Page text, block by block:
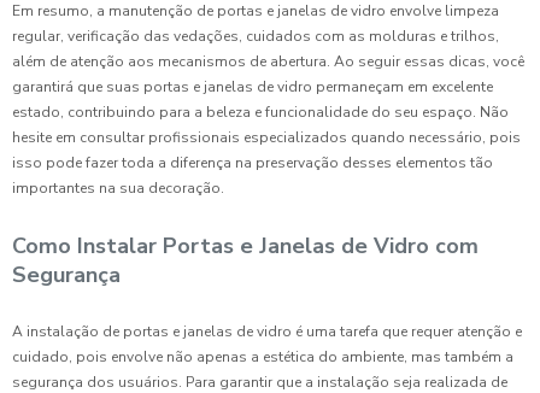
Em resumo, a manutenção de portas e janelas de vidro envolve limpeza
regular, verificação das vedações, cuidados com as molduras e trilhos,
além de atenção aos mecanismos de abertura. Ao seguir essas dicas, você
garantirá que suas portas e janelas de vidro permaneçam em excelente
estado, contribuindo para a beleza e funcionalidade do seu espaço. Não
hesite em consultar profissionais especializados quando necessário, pois
isso pode fazer toda a diferença na preservação desses elementos tão
importantes na sua decoração.
Como Instalar Portas e Janelas de Vidro com
Segurança
A instalação de portas e janelas de vidro é uma tarefa que requer atenção e
cuidado, pois envolve não apenas a estética do ambiente, mas também a
segurança dos usuários. Para garantir que a instalação seja realizada de